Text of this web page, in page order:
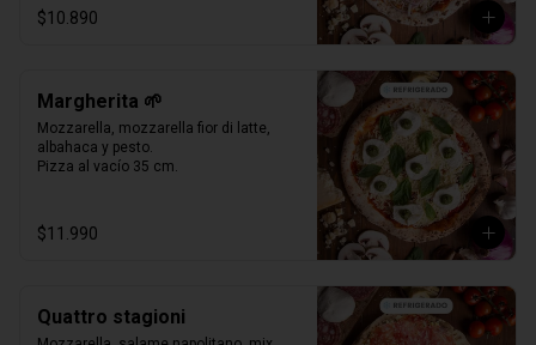
$10.890
Margherita 🌱
Mozzarella, mozzarella fior di latte,
albahaca y pesto.
Pizza al vacío 35 cm.
$11.990
Quattro stagioni